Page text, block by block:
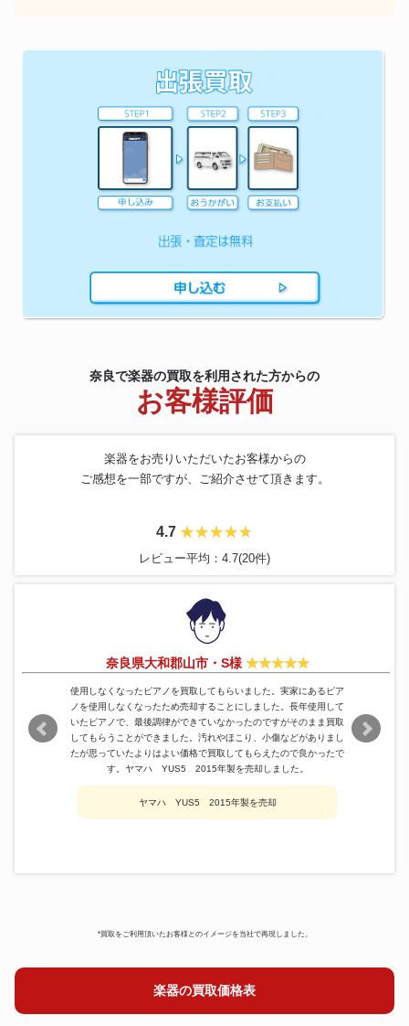
奈良で楽器の買取を利用された方からの
お客様評価
楽器をお売りいただいたお客様からの
ご感想を一部ですが、ご紹介させて頂きます。
4.7
レビュー平均：4.7(20件)
奈良県大和郡山市・S様
使用しなくなったピアノを買取してもらいました。実家にあるピア
ノを使用しなくなったため売却することにしました。長年使用して
いたピアノで、最後調律ができていなかったのですがそのまま買取
してもらうことができました。汚れやほこり、小傷などがありまし
たが思っていたよりはよい価格で買取してもらえたので良かったで
す。ヤマハ YUS5 2015年製を売却しました。
ヤマハ YUS5 2015年製を売却
*買取をご利用頂いたお客様とのイメージを当社で再現しました。
楽器の買取価格表